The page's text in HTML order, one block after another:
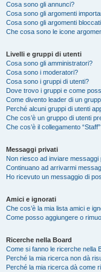
Cosa sono gli annunci?
Cosa sono gli argomenti
Cosa sono gli argomenti
Che cosa sono le icone
Livelli e gruppi di utenti
Cosa sono gli amministratori?
Cosa sono i moderatori?
Cosa sono i gruppi di utenti?
Dove trovo i gruppi e come
Come divento leader di un
Perché alcuni gruppi di utenti
Che cos’è un gruppo di utenti
Che cos’è il collegamento
Messaggi privati
Non riesco ad inviare messaggi
Continuano ad arrivarmi
Ho ricevuto un messaggio di
Amici e ignorati
Che cos’è la mia lista amici e
Come posso aggiungere o
Ricerche nella Board
Come si fanno le ricerche nella
Perché la mia ricerca non dà
Perché la mia ricerca dà come